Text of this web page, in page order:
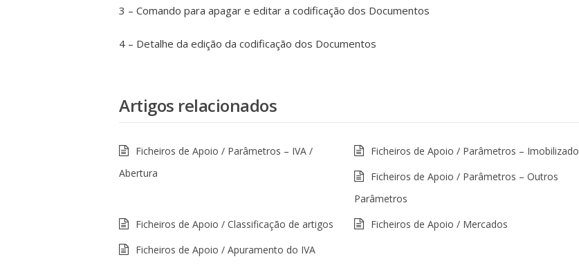
3 – Comando para apagar e editar a codificação dos Documentos
4 – Detalhe da edição da codificação dos Documentos
Artigos relacionados
Ficheiros de Apoio / Parâmetros – IVA /
Abertura
Ficheiros de Apoio / Parâmetros – Imobilizado
Ficheiros de Apoio / Parâmetros – Outros
Parâmetros
Ficheiros de Apoio / Classificação de artigos
Ficheiros de Apoio / Mercados
Ficheiros de Apoio / Apuramento do IVA